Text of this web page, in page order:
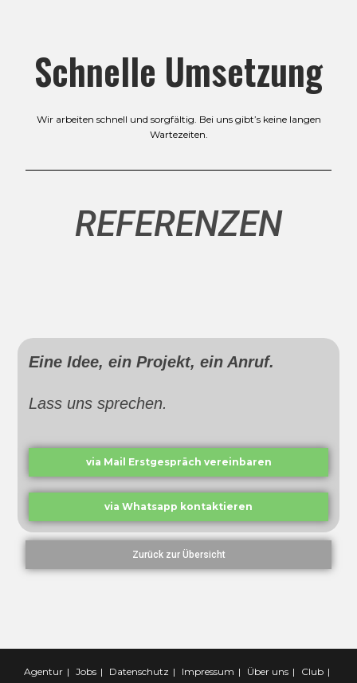
Schnelle Umsetzung
Wir arbeiten schnell und sorgfältig. Bei uns gibt’s keine langen
Wartezeiten.
REFERENZEN
Eine Idee, ein Projekt, ein Anruf.
Lass uns sprechen.
via Mail Erstgespräch vereinbaren
via Whatsapp kontaktieren
Zurück zur Übersicht
Agentur Jobs Datenschutz Impressum Über uns Club